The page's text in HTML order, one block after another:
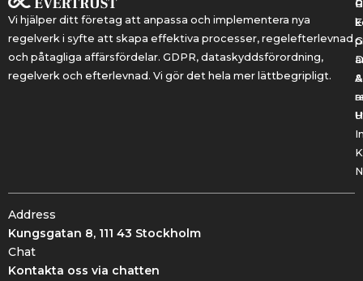
Vi hjälper ditt företag att anpassa och implementera nya
regelverk i syfte att skapa effektiva processer, regelefterlevnad
och påtagliga affärsfördelar. GDPR, dataskyddsförordning,
regelverk och efterlevnad. Vi gör det hela mer lättbegripligt.
&
Address
Kungsgatan 8, 111 43 Stockholm
Chat
Kontakta oss via chatten